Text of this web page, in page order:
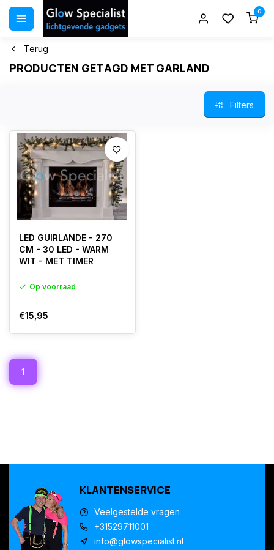
0
Terug
PRODUCTEN GETAGD MET GARLAND
Filters
LED GUIRLANDE - 270
CM - 30 LED - WARM
WIT - MET TIMER
Op voorraad
€15,95
1
KLANTENSERVICE
Veelgestelde vragen
+31529711001
info@glowspecialist.nl